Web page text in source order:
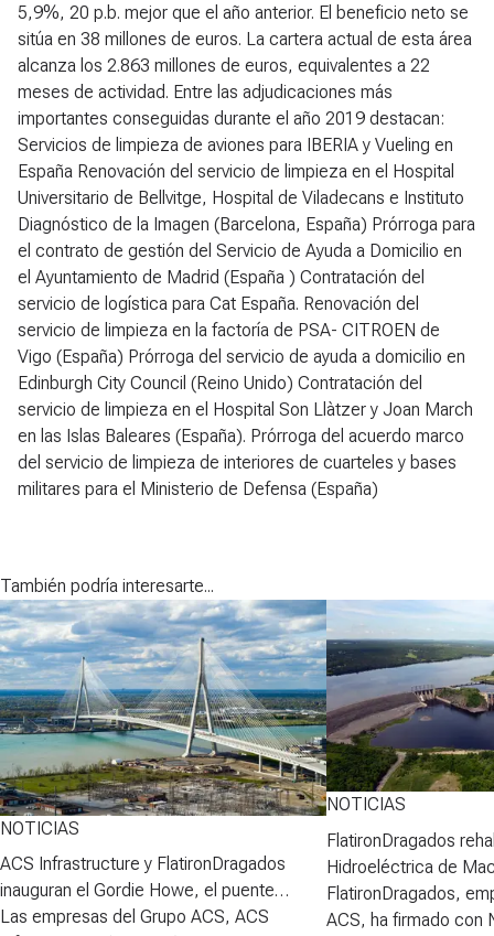
5,9%, 20 p.b. mejor que el año anterior. El beneficio neto se
sitúa en 38 millones de euros. La cartera actual de esta área
alcanza los 2.863 millones de euros, equivalentes a 22
meses de actividad. Entre las adjudicaciones más
importantes conseguidas durante el año 2019 destacan:
Servicios de limpieza de aviones para IBERIA y Vueling en
España Renovación del servicio de limpieza en el Hospital
Universitario de Bellvitge, Hospital de Viladecans e Instituto
Diagnóstico de la Imagen (Barcelona, España) Prórroga para
el contrato de gestión del Servicio de Ayuda a Domicilio en
el Ayuntamiento de Madrid (España ) Contratación del
servicio de logística para Cat España. Renovación del
servicio de limpieza en la factoría de PSA- CITROEN de
Vigo (España) Prórroga del servicio de ayuda a domicilio en
Edinburgh City Council (Reino Unido) Contratación del
servicio de limpieza en el Hospital Son Llàtzer y Joan March
en las Islas Baleares (España). Prórroga del acuerdo marco
del servicio de limpieza de interiores de cuarteles y bases
militares para el Ministerio de Defensa (España)
También podría interesarte...
NOTICIAS
ACS Infrastructure y FlatironDragados
inauguran el Gordie Howe, el puente
atirantado más largo de Norteamérica
Las empresas del Grupo ACS, ACS
NOTICIAS
FlatironDragados
Hidroeléctrica de
FlatironDragados,
ACS, ha firmado con